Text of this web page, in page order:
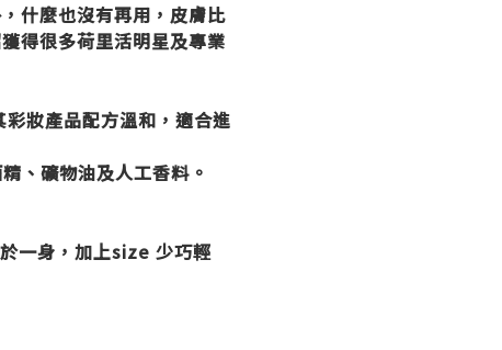
什麼也沒有再用，皮膚比
得很多荷里活明星及專業
彩妝產品配方溫和，適合進
、礦物油及人工香料。
一身，加上size 少巧輕